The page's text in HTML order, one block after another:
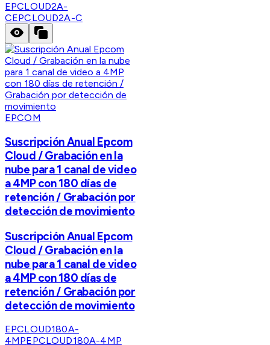
EPCLOUD2A-
CEPCLOUD2A-C
EPCOM
Suscripción Anual Epcom
Cloud / Grabación en la
nube para 1 canal de video
a 4MP con 180 días de
retención / Grabación por
detección de movimiento
Suscripción Anual Epcom
Cloud / Grabación en la
nube para 1 canal de video
a 4MP con 180 días de
retención / Grabación por
detección de movimiento
EPCLOUD180A-
4MPEPCLOUD180A-4MP